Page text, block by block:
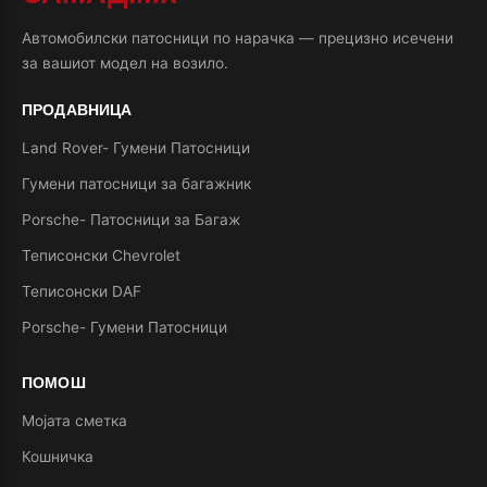
Автомобилски патосници по нарачка — прецизно исечени
за вашиот модел на возило.
ПРОДАВНИЦА
Land Rover- Гумени Патосници
Гумени патосници за багажник
Porsche- Патосници за Багаж
Теписонски Chevrolet
Теписонски DAF
Porsche- Гумени Патосници
ПОМОШ
Мојата сметка
Кошничка